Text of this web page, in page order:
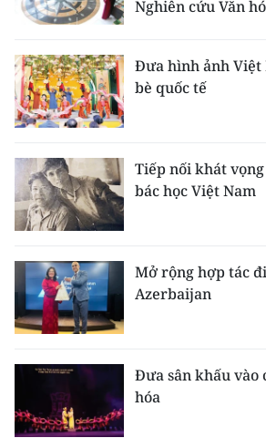
Nghiên cứu Văn
Đưa hình ảnh Việt
bè quốc tế
Tiếp nối khát
bác học Việt Nam
Mở rộng hợp tác
Azerbaijan
Đưa sân khấu vào
hóa